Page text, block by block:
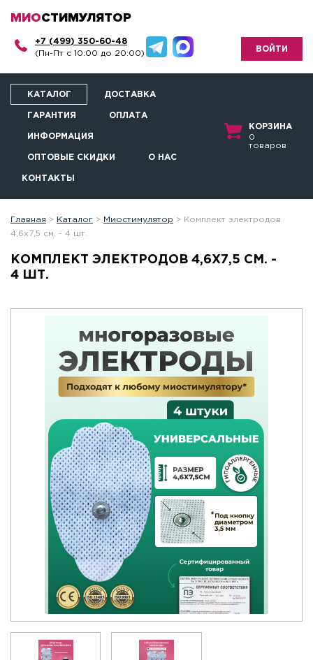
МИОСТИМУЛЯТОР
+7 (499) 350-60-48
(Пн-Пт с 10:00 до 20:00)
ВОЙТИ
КАТАЛОГ ДОСТАВКА
ГАРАНТИЯ ОПЛАТА
ИНФОРМАЦИЯ
ОПТОВЫЕ СКИДКИ О НАС
КОНТАКТЫ
КОРЗИНА
0
товаров
Главная > Каталог > Миостимулятор > Комплект электродов
4,6х7,5 см. - 4 шт.
КОМПЛЕКТ ЭЛЕКТРОДОВ 4,6Х7,5 СМ. -
4 ШТ.